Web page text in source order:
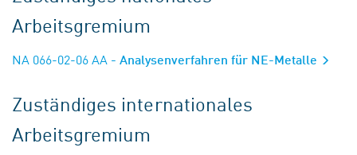
Arbeitsgremium
NA 066-02-06 AA - Analysenverfahren für NE-Metalle
Zuständiges internationales
Arbeitsgremium